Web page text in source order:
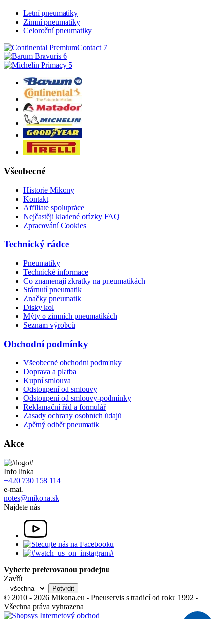
Letní pneumatiky
Zimní pneumatiky
Celoroční pneumatiky
Všeobecné
Historie Mikony
Kontakt
Affiliate spolupráce
Nejčastěji kladené otázky FAQ
Zpracování Cookies
Technický rádce
Pneumatiky
Technické informace
Co znamenají zkratky na pneumatikách
Stárnutí pneumatik
Značky pneumatik
Disky kol
Mýty o zimních pneumatikách
Seznam výrobců
Obchodní podmínky
Všeobecné obchodní podmínky
Doprava a platba
Kupní smlouva
Odstoupení od smlouvy
Odstoupení od smlouvy-podmínky
Reklamační řád a formulář
Zásady ochrany osobních údajů
Zpětný odběr pneumatik
Akce
Info linka
+420 730 158 114
e-mail
notes@mikona.sk
Najdete nás
Vyberte preferovanou prodejnu
Zavřít
© 2010 - 2026 Mikona.eu - Pneuservis s tradicí od roku 1992 -
Všechna práva vyhrazena